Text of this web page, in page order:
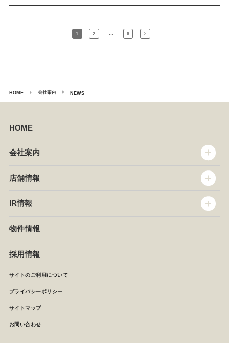
1 2 … 6 >
HOME 会社案内 NEWS
HOME
会社案内
企業情報
セントラルキッチン
NEWS
店舗情報
椿屋珈琲
イタリアンダイニングDONA
店舗検索
IR情報
IRニュース
月次報告
決算短信
株主の皆様へ
よくあるご質問 (株主優待制度)
物件情報
採用情報
サイトのご利用について
プライバシーポリシー
サイトマップ
お問い合わせ